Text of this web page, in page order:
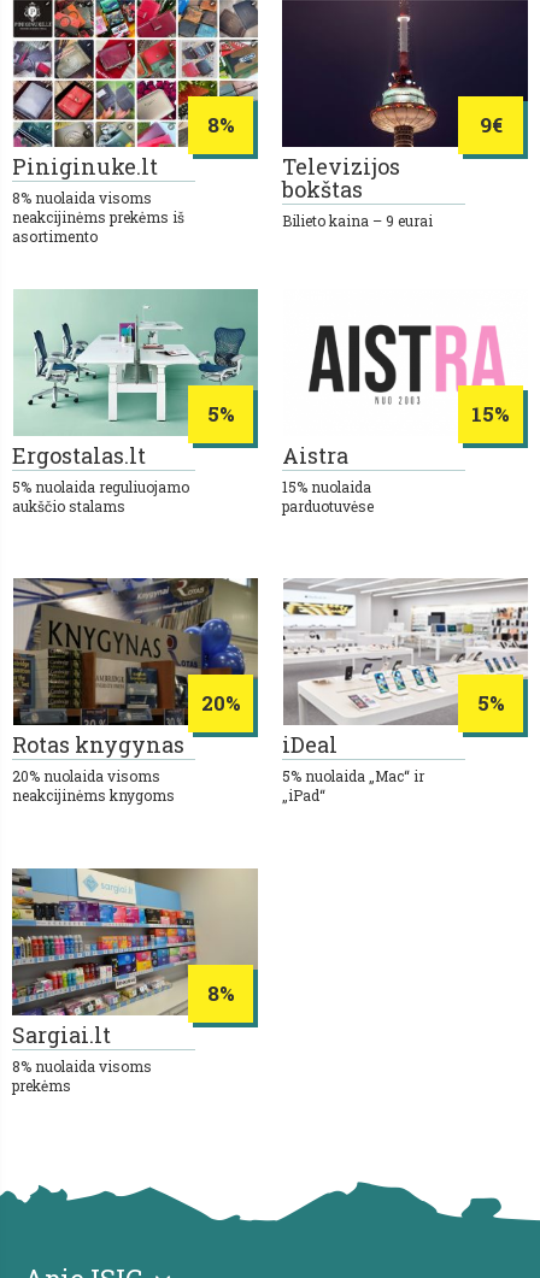
8%
Piniginuke.lt
8% nuolaida visoms
neakcijinėms prekėms iš
asortimento
9€
Televizijos
bokštas
Bilieto kaina – 9 eurai
5%
Ergostalas.lt
5% nuolaida reguliuojamo
aukščio stalams
15%
Aistra
15% nuolaida
parduotuvėse
20%
Rotas knygynas
20% nuolaida visoms
neakcijinėms knygoms
5%
iDeal
5% nuolaida „Mac“ ir
„iPad“
8%
Sargiai.lt
8% nuolaida visoms
prekėms